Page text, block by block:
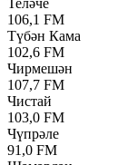
Теләче
106,1 FM
Түбән Кама
102,6 FM
Чирмешән
107,7 FM
Чистай
103,0 FM
Чүпрәле
91,0 FM